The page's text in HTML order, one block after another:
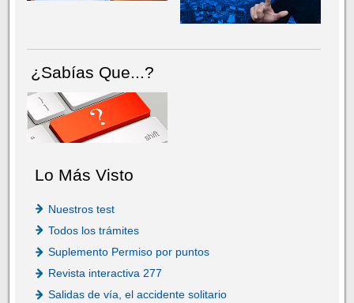
¿Sabías Que...?
Lo Más Visto
Nuestros test
Todos los trámites
Suplemento Permiso por puntos
Revista interactiva 277
Salidas de vía, el accidente solitario